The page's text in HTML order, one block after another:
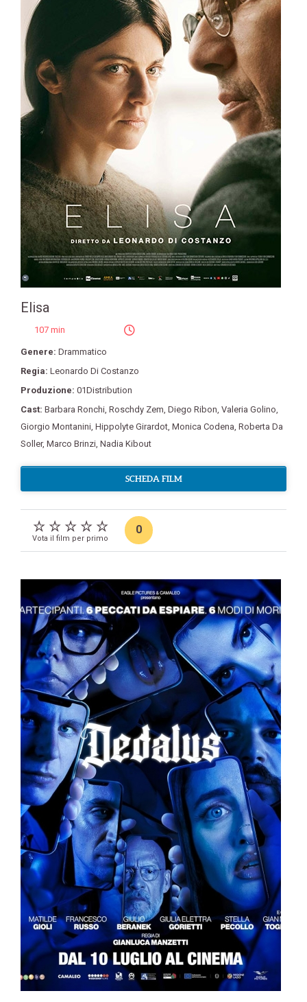
Elisa
107 min
Genere: Drammatico
Regia: Leonardo Di Costanzo
Produzione: 01Distribution
Cast: Barbara Ronchi, Roschdy Zem, Diego Ribon, Valeria Golino,
Giorgio Montanini, Hippolyte Girardot, Monica Codena, Roberta Da
Soller, Marco Brinzi, Nadia Kibout
SCHEDA FILM
Vota il film per primo
0